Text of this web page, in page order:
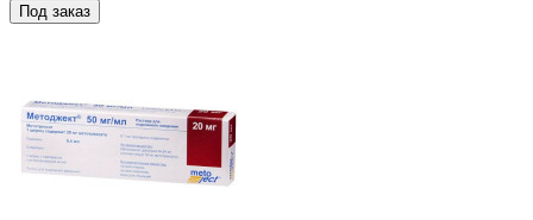
Под заказ